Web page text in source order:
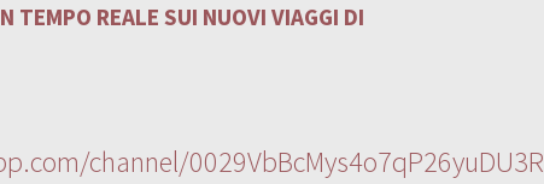
TEMPO REALE SUI NUOVI VIAGGI DI
channel/0029VbBcMys4o7qP26yuDU3R